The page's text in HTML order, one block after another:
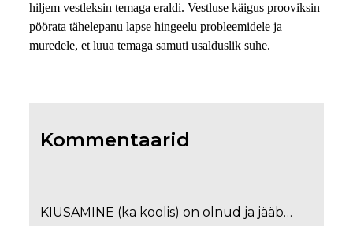
hiljem vestleksin temaga eraldi. Vestluse käigus prooviksin
pöörata tähelepanu lapse hingeelu probleemidele ja
muredele, et luua temaga samuti usalduslik suhe.
Kommentaarid
KIUSAMINE (ka koolis) on olnud ja jääb…